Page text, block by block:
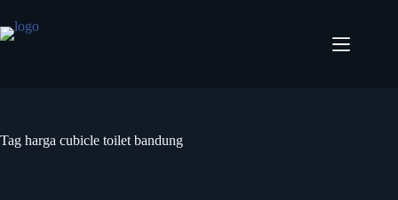
Tag harga cubicle toilet bandung